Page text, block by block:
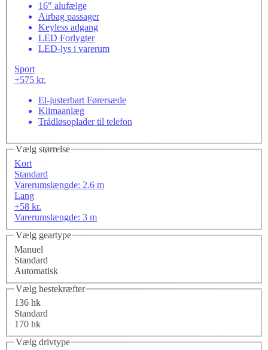
16" alufælge
Airbag passager
Keyless adgang
LED Forlygter
LED-lys i varerum
Sport
+575 kr.
El-justerbart Førersæde
Klimaanlæg
Trådløsoplader til telefon
Vælg størrelse
Kort
Standard
Varerumslængde: 2.6 m
Lang
+58 kr.
Varerumslængde: 3 m
Vælg geartype
Manuel
Standard
Automatisk
Vælg hestekræfter
136 hk
Standard
170 hk
Vælg drivtype